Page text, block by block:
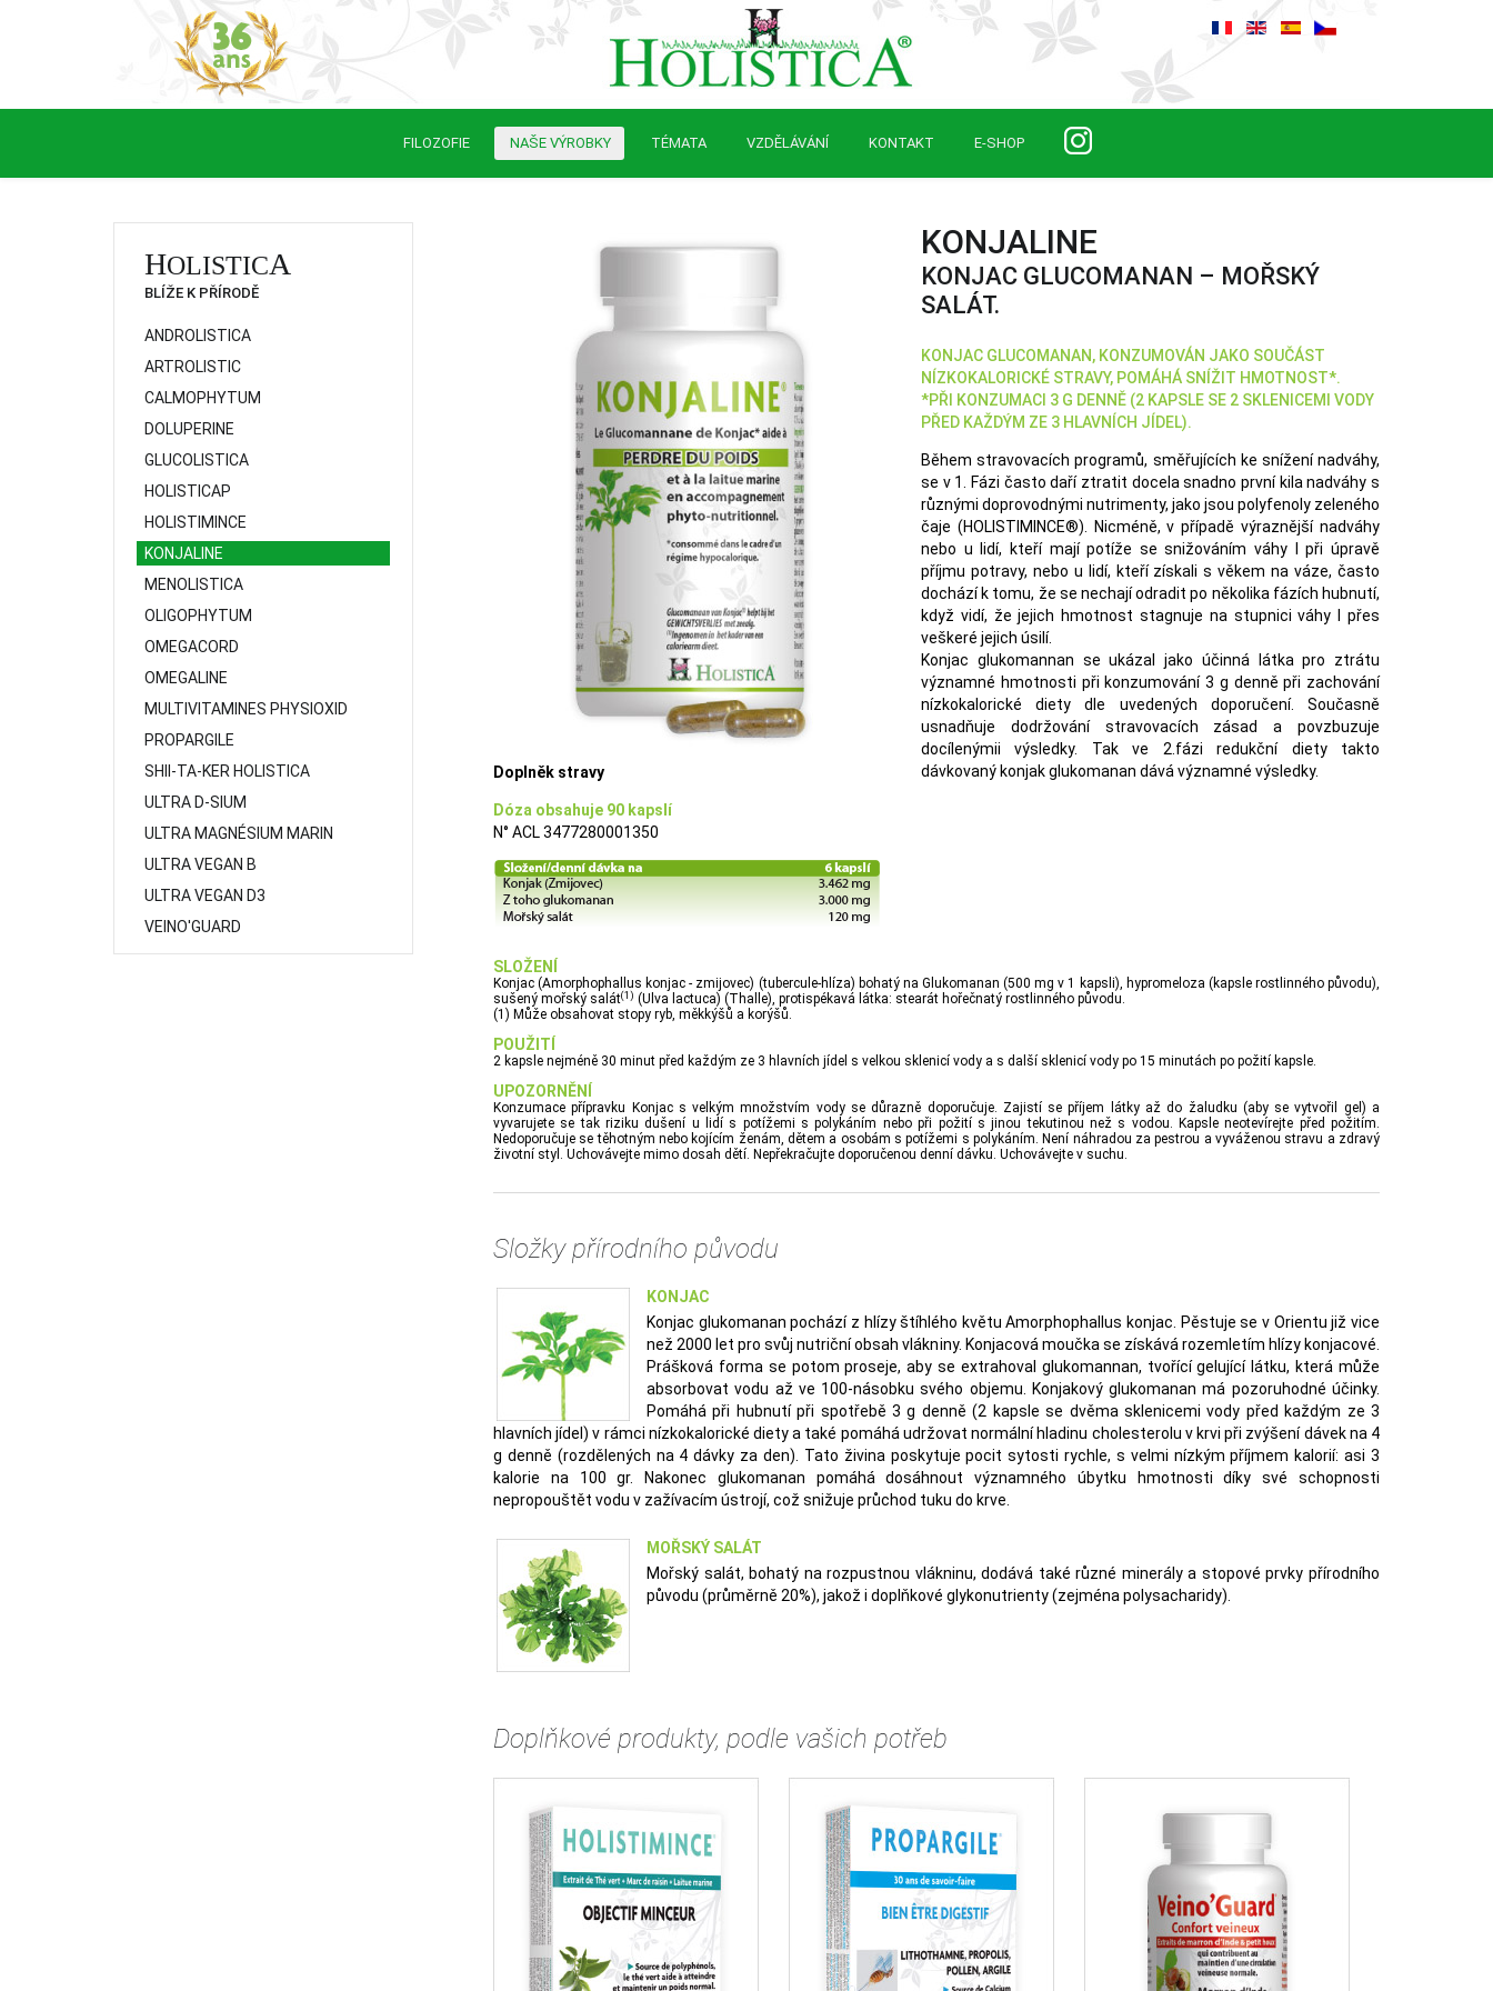
FILOZOFIE NAŠE VÝROBKY TÉMATA VZDĚLÁVÁNÍ KONTAKT E-SHOP
Doplněk stravy
Dóza obsahuje 90 kapslí
N° ACL 3477280001350
KONJALINE
KONJAC GLUCOMANAN – MOŘSKÝ
SALÁT.
KONJAC GLUCOMANAN, KONZUMOVÁN JAKO SOUČÁST
NÍZKOKALORICKÉ STRAVY, POMÁHÁ SNÍŽIT HMOTNOST*.
*PŘI KONZUMACI 3 G DENNĚ (2 KAPSLE SE 2 SKLENICEMI VODY
PŘED KAŽDÝM ZE 3 HLAVNÍCH JÍDEL).
Během stravovacích programů, směřujících ke snížení nadváhy,
se v 1. Fázi často daří ztratit docela snadno první kila nadváhy s
různými doprovodnými nutrimenty, jako jsou polyfenoly zeleného
čaje (HOLISTIMINCE®). Nicméně, v případě výraznější nadváhy
nebo u lidí, kteří mají potíže se snižováním váhy I při úpravě
příjmu potravy, nebo u lidí, kteří získali s věkem na váze, často
dochází k tomu, že se nechají odradit po několika fázích hubnutí,
když vidí, že jejich hmotnost stagnuje na stupnici váhy I přes
veškeré jejich úsilí.
Konjac glukomannan se ukázal jako účinná látka pro ztrátu
významné hmotnosti při konzumování 3 g denně při zachování
nízkokalorické diety dle uvedených doporučení. Současně
usnadňuje dodržování stravovacích zásad a povzbuzuje
docílenýmii výsledky. Tak ve 2.fázi redukční diety takto
dávkovaný konjak glukomanan dává významné výsledky.
SLOŽENÍ
Konjac (Amorphophallus konjac - zmijovec) (tubercule-hlíza) bohatý na Glukomanan (500 mg v 1 kapsli), hypromeloza (kapsle rostlinného původu),
sušený mořský salát(1) (Ulva lactuca) (Thalle), protispékavá látka: stearát hořečnatý rostlinného původu.
(1) Může obsahovat stopy ryb, měkkýšů a korýšů.
POUŽITÍ
2 kapsle nejméně 30 minut před každým ze 3 hlavních jídel s velkou sklenicí vody a s další sklenicí vody po 15 minutách po požití kapsle.
UPOZORNĚNÍ
Konzumace přípravku Konjac s velkým množstvím vody se důrazně doporučuje. Zajistí se příjem látky až do žaludku (aby se vytvořil gel) a
vyvarujete se tak riziku dušení u lidí s potížemi s polykáním nebo při požití s jinou tekutinou než s vodou. Kapsle neotevírejte před požitím.
Nedoporučuje se těhotným nebo kojícím ženám, dětem a osobám s potížemi s polykáním. Není náhradou za pestrou a vyváženou stravu a zdravý
životní styl. Uchovávejte mimo dosah dětí. Nepřekračujte doporučenou denní dávku. Uchovávejte v suchu.
Složky přírodního původu
KONJAC
Konjac glukomanan pochází z hlízy štíhlého květu Amorphophallus konjac. Pěstuje se v Orientu již vice
než 2000 let pro svůj nutriční obsah vlákniny. Konjacová moučka se získává rozemletím hlízy konjacové.
Prášková forma se potom proseje, aby se extrahoval glukomannan, tvořící gelující látku, která může
absorbovat vodu až ve 100-násobku svého objemu. Konjakový glukomanan má pozoruhodné účinky.
Pomáhá při hubnutí při spotřebě 3 g denně (2 kapsle se dvěma sklenicemi vody před každým ze 3
hlavních jídel) v rámci nízkokalorické diety a také pomáhá udržovat normální hladinu cholesterolu v krvi při zvýšení dávek na 4
g denně (rozdělených na 4 dávky za den). Tato živina poskytuje pocit sytosti rychle, s velmi nízkým příjmem kalorií: asi 3
kalorie na 100 gr. Nakonec glukomanan pomáhá dosáhnout významného úbytku hmotnosti díky své schopnosti
nepropouštět vodu v zažívacím ústrojí, což snižuje průchod tuku do krve.
MOŘSKÝ SALÁT
Mořský salát, bohatý na rozpustnou vlákninu, dodává také různé minerály a stopové prvky přírodního
původu (průměrně 20%), jakož i doplňkové glykonutrienty (zejména polysacharidy).
Doplňkové produkty, podle vašich potřeb
HOLISTICA
BLÍŽE K PŘÍRODĚ
ANDROLISTICA
ARTROLISTIC
CALMOPHYTUM
DOLUPERINE
GLUCOLISTICA
HOLISTICAP
HOLISTIMINCE
KONJALINE
MENOLISTICA
OLIGOPHYTUM
OMEGACORD
OMEGALINE
MULTIVITAMINES PHYSIOXID
PROPARGILE
SHII-TA-KER HOLISTICA
ULTRA D-SIUM
ULTRA MAGNÉSIUM MARIN
ULTRA VEGAN B
ULTRA VEGAN D3
VEINO'GUARD